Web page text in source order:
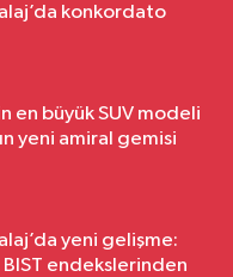
konkordato
en büyük SUV modeli
yeni amiral gemisi
yeni gelişme:
BIST endekslerinden